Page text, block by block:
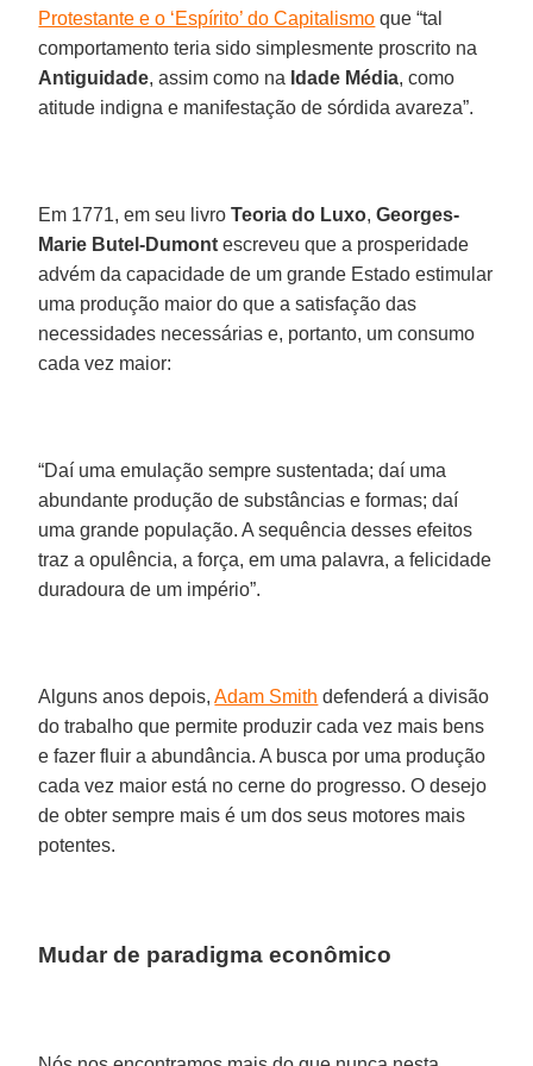
Protestante e o ‘Espírito’ do Capitalismo que “tal
comportamento teria sido simplesmente proscrito na
Antiguidade, assim como na Idade Média, como
atitude indigna e manifestação de sórdida avareza”.
Em 1771, em seu livroTeoria do Luxo,Georges-
Marie Butel-Dumont escreveu que a prosperidade
advém da capacidade de um grande Estado estimular
uma produção maior do que a satisfação das
necessidades necessárias e, portanto, um consumo
cada vez maior:
“Daí uma emulação sempre sustentada; daí uma
abundante produção de substâncias e formas; daí
uma grande população. A sequência desses efeitos
traz a opulência, a força, em uma palavra, a felicidade
duradoura de um império”.
Alguns anos depois,Adam Smith defenderá a divisão
do trabalho que permite produzir cada vez mais bens
e fazer fluir a abundância. A busca por uma produção
cada vez maior está no cerne do progresso. O desejo
de obter sempre mais é um dos seus motores mais
potentes.
Mudar de paradigma econômico